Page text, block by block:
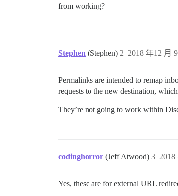
from working?
Stephen (Stephen) 2018 年12 月
2
Permalinks are intended to remap
requests to the new destination,
They’re not going to work within
codinghorror (Jeff Atwood) 2018
3
Yes, these are for external URL